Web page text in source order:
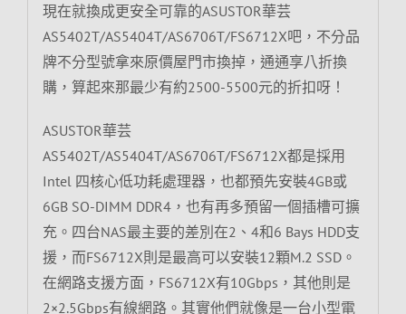
現在就換成更安全可靠的ASUSTOR華芸
AS5402T/AS5404T/AS6706T/FS6712X吧，不分品
牌不分型號拿來原價屋門市換掉，通通享八折換
購，算起來那最少有約2500-5500元的折扣呀！
ASUSTOR華芸
AS5402T/AS5404T/AS6706T/FS6712X都是採用
Intel 四核心低功耗處理器，也都預先安裝4GB或
6GB SO-DIMM DDR4，也有再多預留一個插槽可擴
充。四台NAS最主要的差別在2、4和6 Bays HDD支
援，而FS6712X則是最高可以安裝12顆M.2 SSD。
在網路支援方面，FS6712X有10Gbps，其他則是
2×2.5Gbps有線網路。其實他們就像是一台小型電